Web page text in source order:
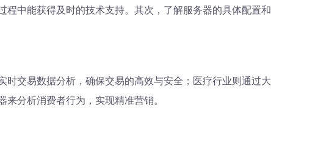
中能获得及时的技术支持。其次，了解服务器的具体配置和
交易数据分析，确保交易的高效与安全；医疗行业则通过大
分析消费者行为，实现精准营销。